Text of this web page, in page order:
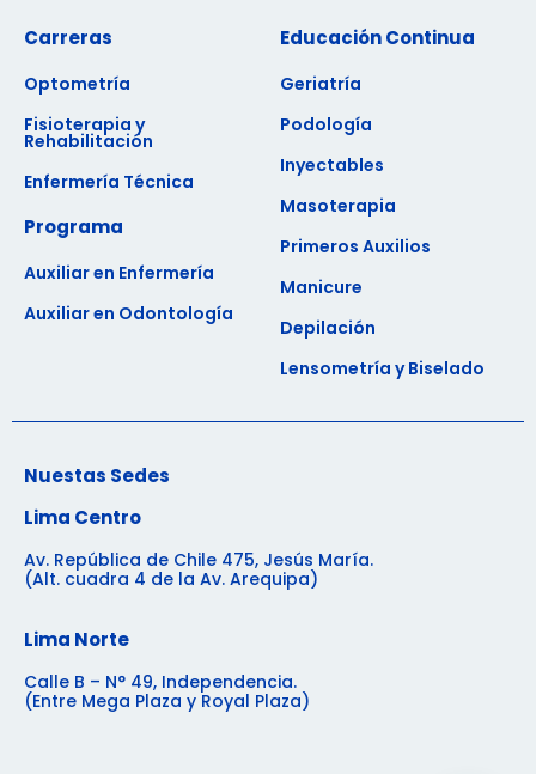
Carreras
Optometría
Fisioterapia y
Rehabilitación
Enfermería Técnica
Programa
Auxiliar en Enfermería
Auxiliar en Odontología
Educación Continua
Geriatría
Podología
Inyectables
Masoterapia
Primeros Auxilios
Manicure
Depilación
Lensometría y Biselado
Nuestas Sedes
Lima Centro
Av. República de Chile 475, Jesús María.
(Alt. cuadra 4 de la Av. Arequipa)
Lima Norte
Calle B – N° 49, Independencia.
(Entre Mega Plaza y Royal Plaza)